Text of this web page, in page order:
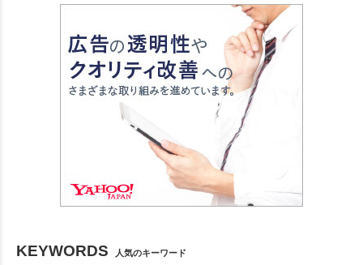
KEYWORDS 人気のキーワード